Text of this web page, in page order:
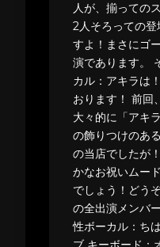
人が、揃っての
2人そろっての
すよ！まさにゴ
演であります。
カル：アキラは
おります！ 前回
大々的に「アキ
の飾りつけのあ
の当店でしたが
かなお祝いムー
でしょう！どう
の全出演メンバ
性ボーカル：ち